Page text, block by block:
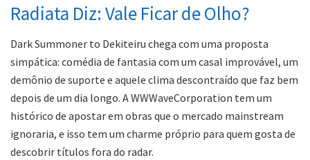
Radiata Diz: Vale Ficar de Olho?
Dark Summoner to Dekiteiru chega com uma proposta
simpática: comédia de fantasia com um casal improvável, um
demônio de suporte e aquele clima descontraído que faz bem
depois de um dia longo. A WWWaveCorporation tem um
histórico de apostar em obras que o mercado mainstream
ignoraria, e isso tem um charme próprio para quem gosta de
descobrir títulos fora do radar.